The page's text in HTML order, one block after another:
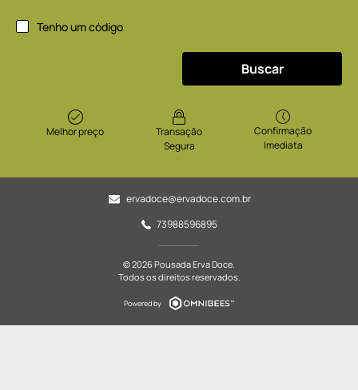
Tenho um código
Buscar
Melhor preço
Transação
Segura
Confirmação
Imediata
ervadoce@ervadoce.com.br
73988596895
© 2026 Pousada Erva Doce.
Todos os direitos reservados.
Powered by